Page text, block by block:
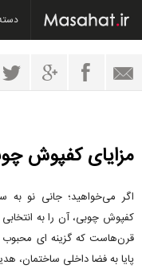
مزایای کفپوش
اگر می‌خواهید؛ جانی نو به
کفپوش چوبی، آن را به
قرن‌هاست که گزینه ای
پایا به فضا داخلی ساختمان،